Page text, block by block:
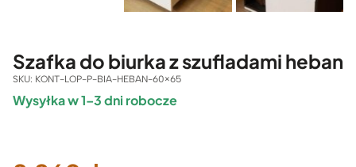
Szafka do biurka z szufladami heban
SKU: KONT-LOP-P-BIA-HEBAN-60×65
Wysyłka w 1–3 dni robocze